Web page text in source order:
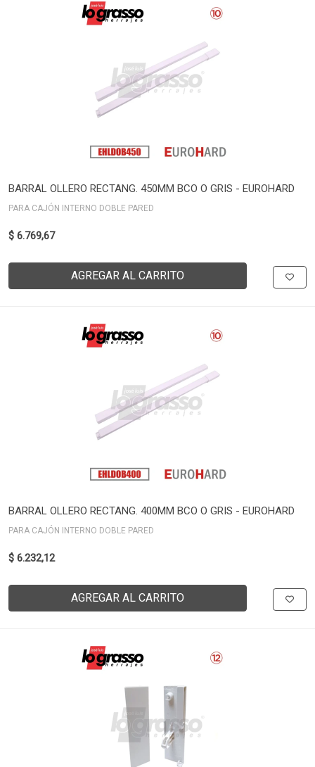
BARRAL OLLERO RECTANG. 450MM BCO O GRIS - EUROHARD
PARA CAJÓN INTERNO DOBLE PARED
$ 6.769,67
AGREGAR AL CARRITO
BARRAL OLLERO RECTANG. 400MM BCO O GRIS - EUROHARD
PARA CAJÓN INTERNO DOBLE PARED
$ 6.232,12
AGREGAR AL CARRITO